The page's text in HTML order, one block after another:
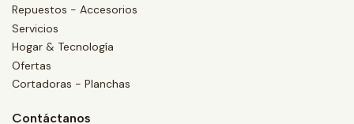
Repuestos - Accesorios
Servicios
Hogar & Tecnología
Ofertas
Cortadoras - Planchas
Contáctanos